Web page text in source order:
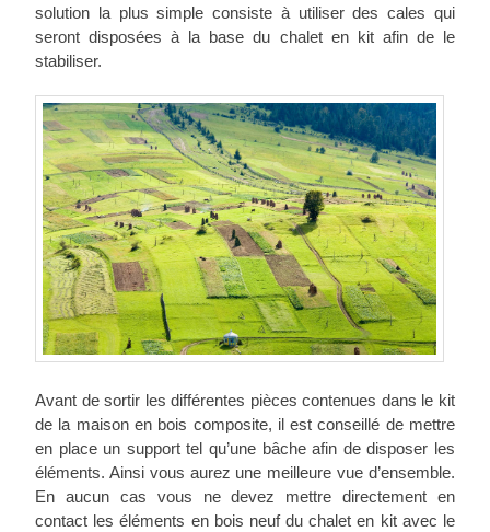
solution la plus simple consiste à utiliser des cales qui
seront disposées à la base du chalet en kit afin de le
stabiliser.
Avant de sortir les différentes pièces contenues dans le kit
de la maison en bois composite, il est conseillé de mettre
en place un support tel qu’une bâche afin de disposer les
éléments. Ainsi vous aurez une meilleure vue d’ensemble.
En aucun cas vous ne devez mettre directement en
contact les éléments en bois neuf du chalet en kit avec le